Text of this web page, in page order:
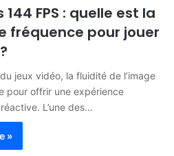
144 FPS : quelle est la
fréquence pour jouer
du jeux vidéo, la fluidité de l’image
pour offrir une expérience
L’une des…
»